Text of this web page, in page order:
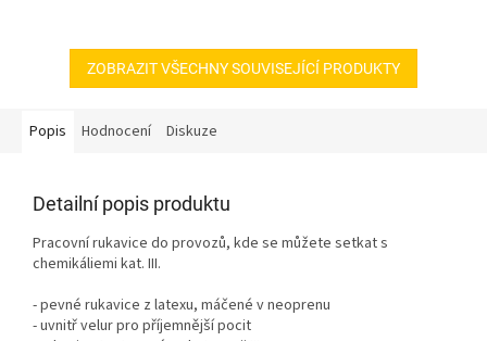
ZOBRAZIT VŠECHNY SOUVISEJÍCÍ PRODUKTY
Popis Hodnocení Diskuze
Detailní popis produktu
Pracovní rukavice do provozů, kde se můžete setkat s
chemikáliemi kat. III.
- pevné rukavice z latexu, máčené v neoprenu
- uvnitř velur pro příjemnější pocit